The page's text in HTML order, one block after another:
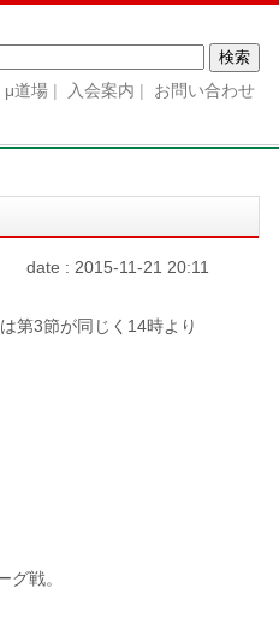
μ道場 入会案内 お問い合わせ
date : 2015-11-21 20:11
第3節が同じく14時より
戦。